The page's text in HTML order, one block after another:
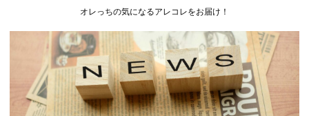
オレっちの気になるアレコレをお届け！